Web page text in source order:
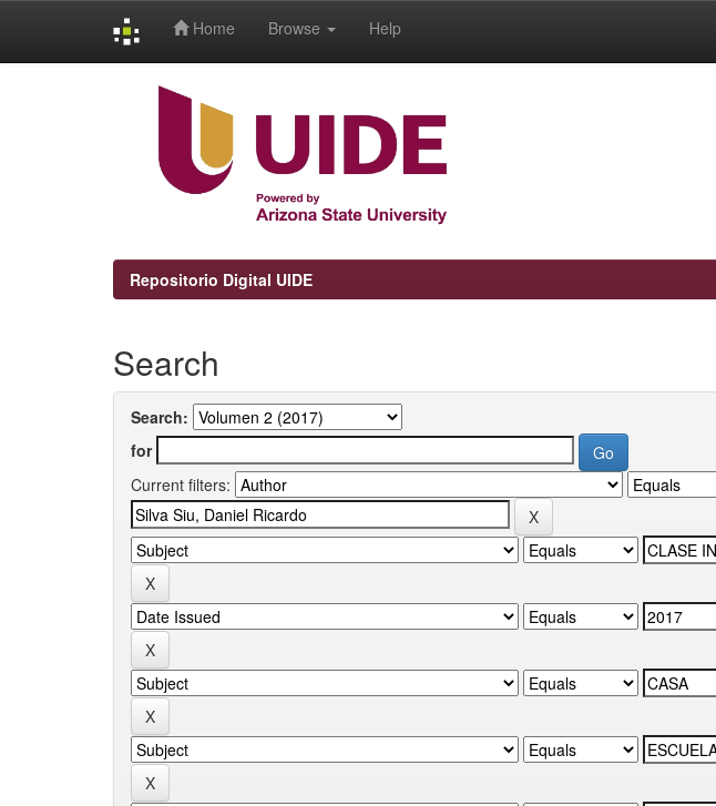
Home Browse Help
Repositorio Digital UIDE
Search
Search:
for
Current filters: